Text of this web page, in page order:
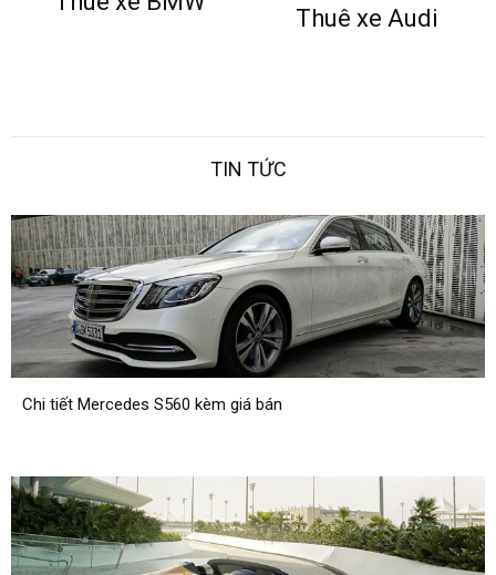
san
bay|
datxesanbay
Thuê xe Audi
TIN TỨC
Chi tiết Mercedes S560 kèm giá bán